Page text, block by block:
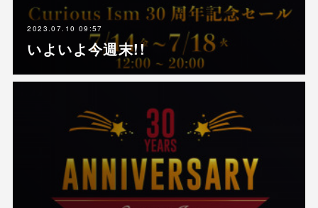
2023.07.10 09:57
いよいよ今週末!!